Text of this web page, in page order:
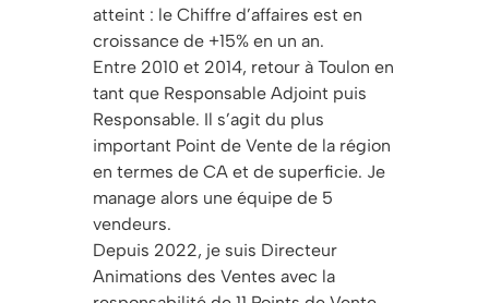
atteint : le Chiffre d’affaires est en
croissance de +15% en un an.
Entre 2010 et 2014, retour à Toulon en
tant que Responsable Adjoint puis
Responsable. Il s’agit du plus
important Point de Vente de la région
en termes de CA et de superficie. Je
manage alors une équipe de 5
vendeurs.
Depuis 2022, je suis Directeur
Animations des Ventes avec la